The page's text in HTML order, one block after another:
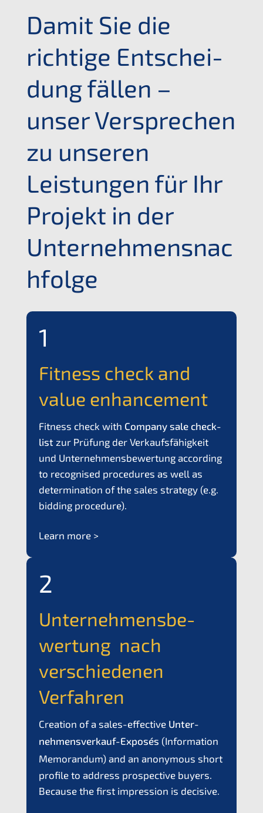
Damit Sie die
richti­ge Entschei­
dung fällen –
unser Verspre­chen
zu unseren
Leistun­gen für Ihr
Projekt in der
Unternehmensnac
hfolge
1
Fitness check and
value enhancement
Fitness check with Compa­ny sale check­
list zur Prüfung der Verkaufs­fä­hig­keit
und Unter­neh­mens­be­wer­tung accor­ding
to recog­nis­ed proce­du­res as well as
deter­mi­na­ti­on of the sales strategy (e.g.
bidding procedure).
Learn more >
2
Unter­neh­mens­be­
wer­tung nach
verschie­de­nen
Verfahren
Creati­on of a sales-effec­ti­ve Unter­
nehmens­verkauf-Exposés (Infor­ma­ti­on
Memoran­dum) and an anony­mous short
profi­le to address prospec­ti­ve buyers.
Becau­se the first impres­si­on is decisive.